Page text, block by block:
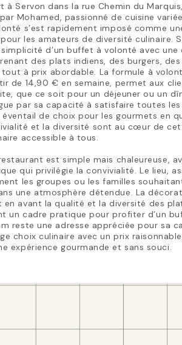
à Servon dans la rue Chemin du
Mohamed, passionné de cuisine
s’est rapidement imposé comme
les amateurs de diversité culinaire.
d’un buffet à volonté avec une
des plats indiens, des burgers,
tout à prix abordable. La formule à
de 14,90 € en semaine, permet aux
que ce soit pour un déjeuner ou un
par sa capacité à satisfaire toutes les
de choix pour les gourmets en
et la diversité sont au cœur de
accessible à tous.
est simple mais chaleureuse,
qui privilégie la convivialité. Le lieu,
les groupes ou les familles
une atmosphère détendue. La
en avant la qualité et la diversité des
un cadre pratique pour profiter d’un
reste une adresse appréciée pour sa
choix culinaire avec un prix
expérience gourmande et sans souci.